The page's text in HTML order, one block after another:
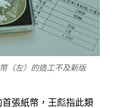
（左）的造工不及新版
張紙幣，王彪指此類